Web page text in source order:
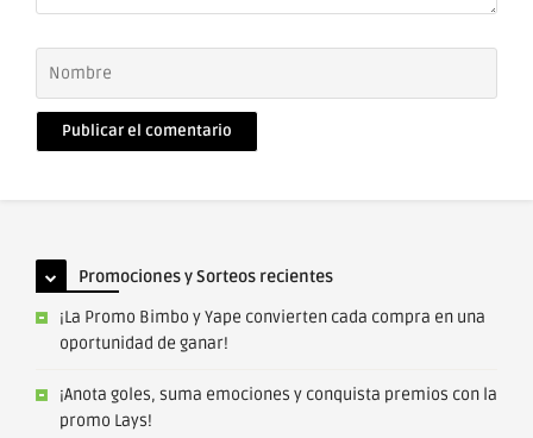
Nombre
Correo
electrónico
Promociones y Sorteos recientes
¡La Promo Bimbo y Yape convierten cada compra en una
oportunidad de ganar!
¡Anota goles, suma emociones y conquista premios con la
promo Lays!